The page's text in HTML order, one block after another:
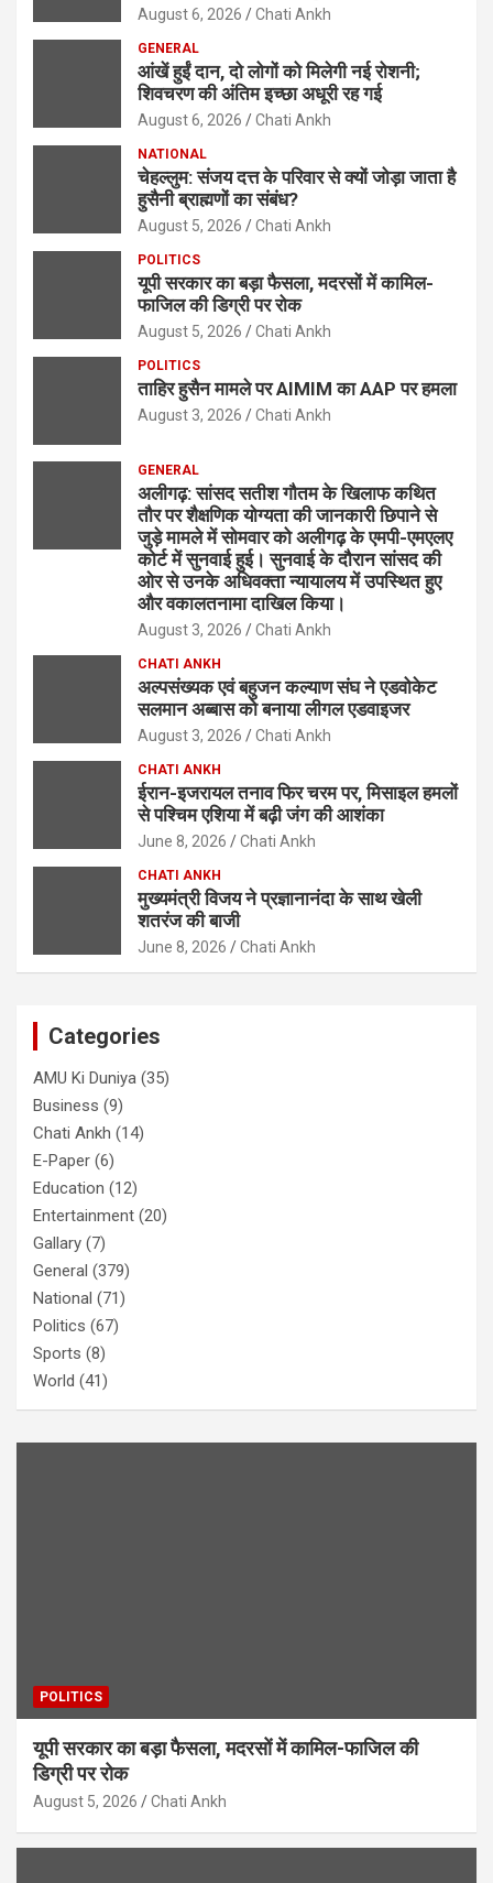
August 6, 2026 Chati Ankh
GENERAL
आंखें हुईं दान, दो लोगों को मिलेगी नई रोशनी;
शिवचरण की अंतिम इच्छा अधूरी रह गई
August 6, 2026 Chati Ankh
NATIONAL
चेहल्लुम: संजय दत्त के परिवार से क्यों जोड़ा जाता है
हुसैनी ब्राह्मणों का संबंध?
August 5, 2026 Chati Ankh
POLITICS
यूपी सरकार का बड़ा फैसला, मदरसों में कामिल-
फाजिल की डिग्री पर रोक
August 5, 2026 Chati Ankh
POLITICS
ताहिर हुसैन मामले पर AIMIM का AAP पर हमला
August 3, 2026 Chati Ankh
GENERAL
अलीगढ़: सांसद सतीश गौतम के खिलाफ कथित
तौर पर शैक्षणिक योग्यता की जानकारी छिपाने से
जुड़े मामले में सोमवार को अलीगढ़ के एमपी-एमएलए
कोर्ट में सुनवाई हुई। सुनवाई के दौरान सांसद की
ओर से उनके अधिवक्ता न्यायालय में उपस्थित हुए
और वकालतनामा दाखिल किया।
August 3, 2026 Chati Ankh
CHATI ANKH
अल्पसंख्यक एवं बहुजन कल्याण संघ ने एडवोकेट
सलमान अब्बास को बनाया लीगल एडवाइजर
August 3, 2026 Chati Ankh
CHATI ANKH
ईरान-इजरायल तनाव फिर चरम पर, मिसाइल हमलों
से पश्चिम एशिया में बढ़ी जंग की आशंका
June 8, 2026 Chati Ankh
CHATI ANKH
मुख्यमंत्री विजय ने प्रज्ञानानंदा के साथ खेली
शतरंज की बाजी
June 8, 2026 Chati Ankh
Categories
AMU Ki Duniya (35)
Business (9)
Chati Ankh (14)
E-Paper (6)
Education (12)
Entertainment (20)
Gallary (7)
General (379)
National (71)
Politics (67)
Sports (8)
World (41)
POLITICS
यूपी सरकार का बड़ा फैसला, मदरसों में कामिल-फाजिल की
डिग्री पर रोक
August 5, 2026 Chati Ankh